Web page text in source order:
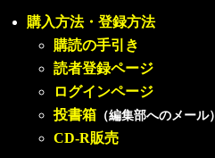
購入方法・登録方法
購読の手引き
読者登録ページ
ログインページ
投書箱 （編集部へのメール）
CD-R販売